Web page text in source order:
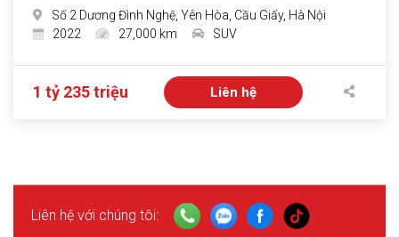
Số 2 Dương Đình Nghệ, Yên Hòa, Cầu Giấy, Hà Nội
2022
27,000 km SUV
1 tỷ 235 triệu Liên hệ
Liên hệ với chúng tôi: